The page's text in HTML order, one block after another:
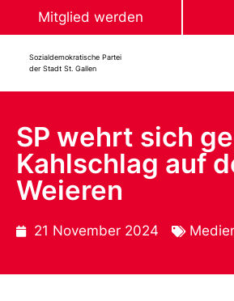
Mitglied werden
Sozialdemokratische Partei
der Stadt St. Gallen
SP wehrt sich
Kahlschlag auf
Weieren
21 November 2024